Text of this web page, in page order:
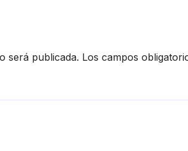
será publicada. Los campos